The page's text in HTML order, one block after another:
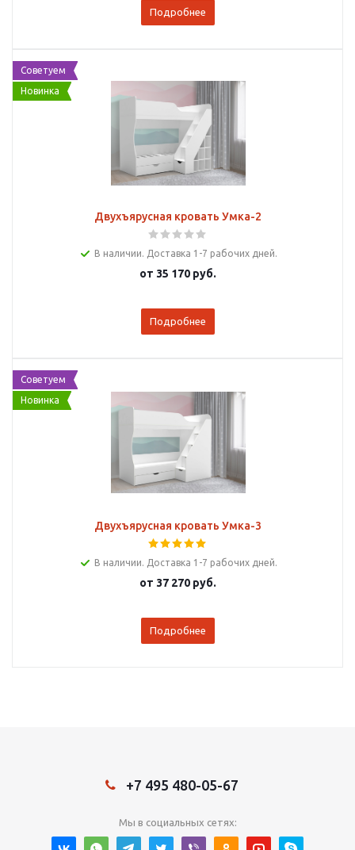
Подробнее
Советуем
Новинка
Двухъярусная кровать Умка-2
В наличии. Доставка 1-7 рабочих дней.
от 35 170 руб.
Подробнее
Советуем
Новинка
Двухъярусная кровать Умка-3
В наличии. Доставка 1-7 рабочих дней.
от 37 270 руб.
Подробнее
+7 495 480-05-67
Мы в социальных сетях: